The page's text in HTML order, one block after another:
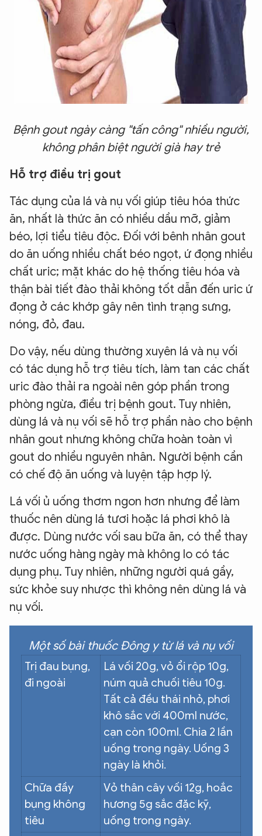
Bệnh gout ngày càng "tấn công" nhiều người,
không phân biệt người già hay trẻ
Hỗ trợ điều trị gout
Tác dụng của lá và nụ vối giúp tiêu hóa thức
ăn, nhất là thức ăn có nhiều dầu mỡ, giảm
béo, lợi tiểu tiêu độc. Đối với bênh nhân gout
do ăn uống nhiều chất béo ngọt, ứ đọng nhiều
chất uric; mặt khác do hệ thống tiêu hóa và
thận bài tiết đào thải không tốt dẫn đến uric ứ
đọng ở các khớp gây nên tình trạng sưng,
nóng, đỏ, đau.
Do vậy, nếu dùng thường xuyên lá và nụ vối
có tác dụng hỗ trợ tiêu tích, làm tan các chất
uric đào thải ra ngoài nên góp phần trong
phòng ngừa, điều trị bệnh gout. Tuy nhiên,
dùng lá và nụ vối sẽ hỗ trợ phần nào cho bệnh
nhân gout nhưng không chữa hoàn toàn vì
gout do nhiều nguyên nhân. Người bệnh cần
có chế độ ăn uống và luyện tập hợp lý.
Lá vối ủ uống thơm ngon hơn nhưng để làm
thuốc nên dùng lá tươi hoặc lá phơi khô là
được. Dùng nước vối sau bữa ăn, có thể thay
nước uống hàng ngày mà không lo có tác
dụng phụ. Tuy nhiên, những người quá gầy,
sức khỏe suy nhược thì không nên dùng lá và
nụ vối.
Một số bài thuốc Đông y từ lá và nụ vối
Trị đau bụng,
đi ngoài
Lá vối 20g, vỏ ổi rộp 10g,
núm quả chuối tiêu 10g.
Tất cả đều thái nhỏ, phơi
khô sắc với 400ml nước,
cạn còn 100ml. Chia 2 lần
uống trong ngày. Uống 3
ngày là khỏi.
Chữa đầy
bụng không
tiêu
Vỏ thân cây vối 12g, hoắc
hương 5g sắc đặc kỹ,
uống trong ngày.